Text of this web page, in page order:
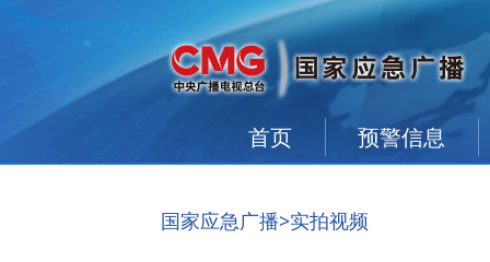
首页 预警信息
国家应急广播>实拍视频